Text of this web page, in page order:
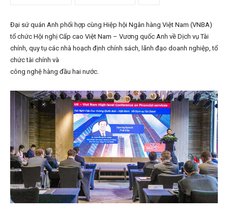
Đại sứ quán Anh phối hợp cùng Hiệp hội Ngân hàng Việt Nam (VNBA)
tổ chức Hội nghị Cấp cao Việt Nam – Vương quốc Anh về Dịch vụ Tài
chính, quy tụ các nhà hoạch định chính sách, lãnh đạo doanh nghiệp, tổ
chức tài chính và
công nghệ hàng đầu hai nước.